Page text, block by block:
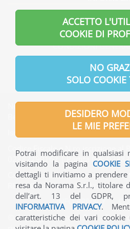
CONDIZIONI
INFORMATIVA
Norama S.r.l. | Indirizzo Sede
Iscritta presso l'Ufficio del
Codice Fiscale e N.ro iscrizione al
02882290162 | Partita IVA:
Capitale Sociale interamente
REA: BG-330736 | Indirizzo PEC:
INFO PRIVACY -
© Copyright Norama S.r.l. - Tutti
ACCETTO
COOKIE DI
NO
SOLO COOKIE
DESIDERO
LE MIE
Potrai modificare in qualsiasi
visitando la pagina COOKIE
dettagli ti invitiamo a
resa da Norama S.r.l., titolare
dell’art. 13 del GDPR,
INFORMATIVA PRIVACY.
caratteristiche dei vari